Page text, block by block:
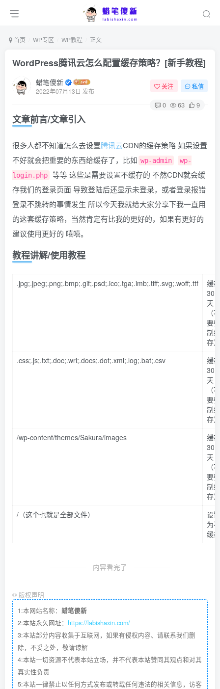
首页 WP专区 WP教程 正文
WordPress腾讯云怎么配置缓存策略？[新手教程]
蜡笔傻新
2022年07月13日 发布
关注 私信
0 63 9
文章前言/文章引入
很多人都不知道怎么去设置腾讯云CDN的缓存策略 如果设置
不好就会把重要的东西给缓存了，比如 wp-admin
wp-
login.php
等等 这些是需要设置不缓存的 不然CDN就会缓
存我们的登录页面 导致登陆后还显示未登录，或者登录报错
登录不跳转的事情发生 所以今天我就给大家分享下我一直用
的这套缓存策略，当然肯定有比我的更好的，如果有更好的
建议使用更好的 嘻嘻。
教程讲解/使用教程
.jpg;.jpeg;.png;.bmp;.gif;.psd;.ico;.tga;.imb;.tiff;.svg;.woff;.ttf
缓存
30
天
（不
要强
制缓
存）
.css;.js;.txt;.doc;.wri;.docs;.dot;.xml;.log;.bat;.csv
缓存
30
天
（不
要强
制缓
存）
/wp-content/themes/Sakura/images
缓存
30
天
（不
要强
制缓
存）
/（这个也就是全部文件）
设置
为不
缓存
内容看完了
© 版权声明
1:本网站名称： 蜡笔傻新
2:本站永久网址： https://labishaxin.com/
3:本站部分内容收集于互联网，如果有侵权内容、请联系我们删
除，不妥之处，敬请谅解
4:本站一切资源不代表本站立场，并不代表本站赞同其观点和对其
真实性负责
5:本站一律禁止以任何方式发布或转载任何违法的相关信息，访客